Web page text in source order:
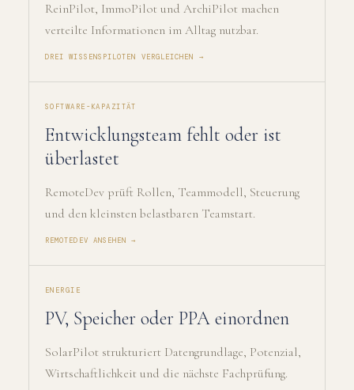
ReinPilot, ImmoPilot und ArchiPilot machen
verteilte Informationen im Alltag nutzbar.
DREI WISSENSPILOTEN VERGLEICHEN →
SOFTWARE-KAPAZITÄT
Entwicklungsteam fehlt oder ist
überlastet
RemoteDev prüft Rollen, Teammodell, Steuerung
und den kleinsten belastbaren Teamstart.
REMOTEDEV ANSEHEN →
ENERGIE
PV, Speicher oder PPA einordnen
SolarPilot strukturiert Datengrundlage, Potenzial,
Wirtschaftlichkeit und die nächste Fachprüfung.